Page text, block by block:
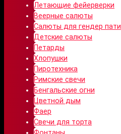
Летающие фейерверки
Веерные салюты
Салюты для гендер пати
Детские салюты
Петарды
Хлопушки
Пиротехника
Римские свечи
Бенгальские огни
Цветной дым
Фаер
Свечи для торта